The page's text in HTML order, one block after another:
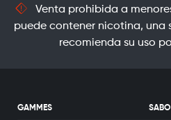
Venta prohibida a
puede contener nicotina, una
recomienda su uso
GAMMES